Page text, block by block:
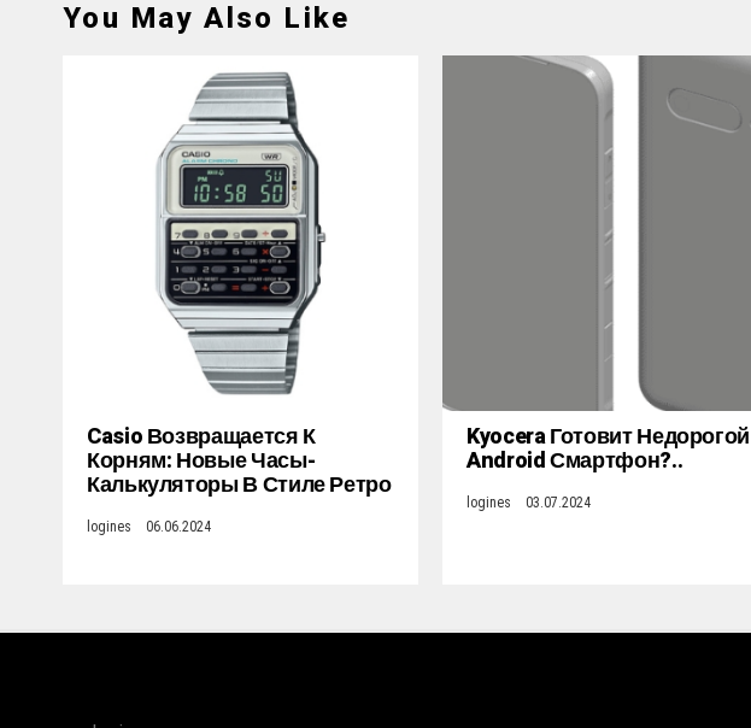
You May Also Like
Casio Возвращается К
Корням: Новые Часы-
Калькуляторы В Стиле Ретро
logines 06.06.2024
Kyocera Готовит Недорогой
Android Смартфон?..
logines 03.07.2024